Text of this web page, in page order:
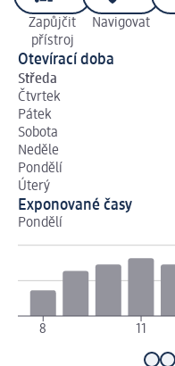
Zapůjčit
přístroj
Navigovat
Otevírací doba
Středa
Čtvrtek
Pátek
Sobota
Neděle
Pondělí
Úterý
Exponované časy
Pondělí
8 11